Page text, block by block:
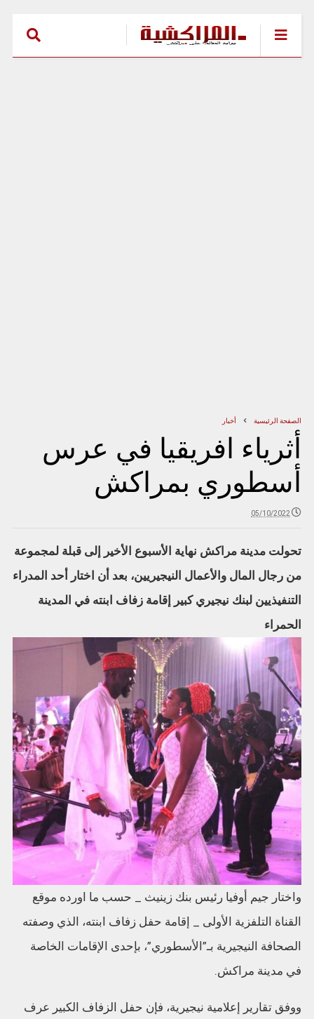
الصفحة الرئيسية أخبار
أثرياء افريقيا في عرس
أسطوري بمراكش
05/10/2022
تحولت مدينة مراكش نهاية الأسبوع الأخير إلى قبلة لمجموعة
من رجال المال والأعمال النيجيريين، بعد أن اختار أحد المدراء
التنفيذيين لبنك نيجيري كبير إقامة زفاف ابنته في المدينة
الحمراء
واختار جيم أوفيا رئيس بنك زينيث _ حسب ما اورده موقع
القناة التلفزية الأولى _ إقامة حفل زفاف ابنته، الذي وصفته
الصحافة النيجيرية بـ”الأسطوري”، بإحدى الإقامات الخاصة
في مدينة مراكش.
ووفق تقارير إعلامية نيجيرية، فإن حفل الزفاف الكبير عرف